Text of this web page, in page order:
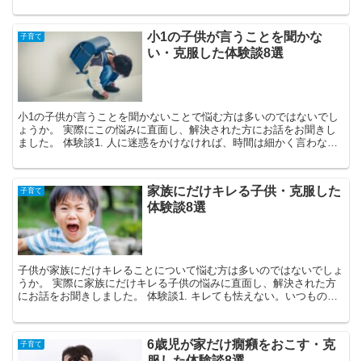
子育て
小1の子供が言うことを聞かな
い・克服した体験談8選
小1の子供が言うことを聞かないことで悩む方は多いのではないでし
ょうか。 実際にこの悩みに直面し、解決された方にお話をお聞きし
ました。 体験談1. 人に迷惑をかけなければ、時間は細かく言わない
子育て
家族にだけキレる子供・克服した
体験談8選
子供が家族にだけキレることについて悩む方は多いのではないでしょ
うか。 実際に家族にだけキレる子供の悩みに直面し、解決された方
にお話をお聞きしました。 体験談1. キレても怯えない。いつもの事
子育て
6歳児が家だけ癇癪をおこす・克